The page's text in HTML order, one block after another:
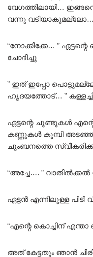
വേഗത്തിലായി…
വന്നു വടിയാകുമല്ലോ…
“നോക്കിക്കേ… ”
ചോദിച്ചു
” ഇത് ഇപ്പോ
ഹൃദയത്തോട്… ”
ഏട്ടന്റെ ചുണ്ടുകൾ
കണ്ണുകൾ കൂമ്പി
ചുംബനത്തെ
“അച്ചേ…. ” വാതിൽക്കൽ
ഏട്ടൻ എന്നിലുള്ള പിടി
“എന്റെ കൊച്ചിന്
അത് കേട്ടതും ഞാൻ